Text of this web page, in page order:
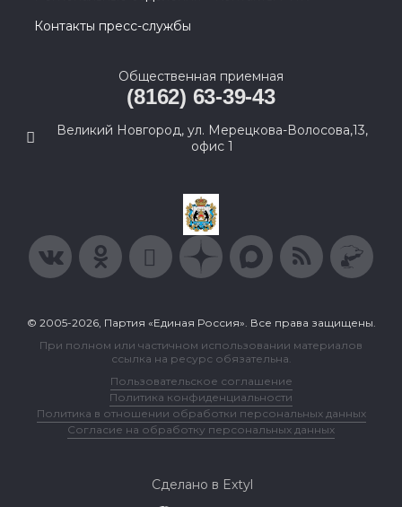
Контакты пресс-службы
Общественная приемная
(8162) 63-39-43
Великий Новгород, ул. Мерецкова-Волосова,13,
офис 1
© 2005-2026, Партия «Единая Россия». Все права защищены.
При полном или частичном использовании материалов
ссылка на ресурс обязательна.
Пользовательское соглашение
Политика конфиденциальности
Политика в отношении обработки персональных данных
Согласие на обработку персональных данных
Сделано в Extyl